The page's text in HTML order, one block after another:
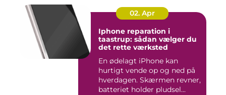
02. Apr
Iphone reparation i
taastrup: sådan vælger du
det rette værksted
En ødelagt iPhone kan
hurtigt vende op og ned på
hverdagen. Skærmen revner,
batteriet holder pludsel...